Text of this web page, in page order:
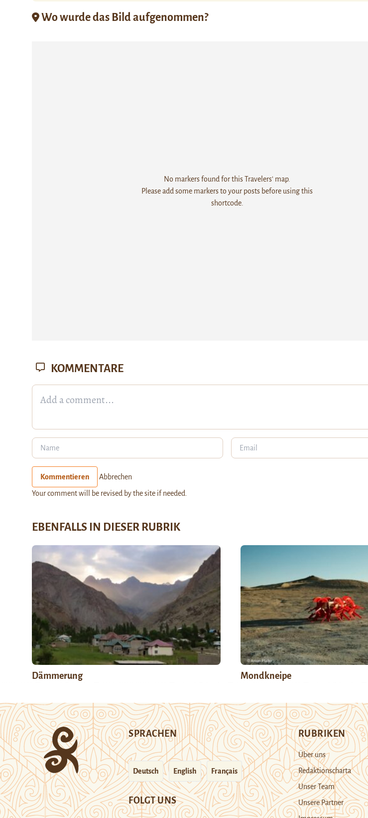
Wo wurde das Bild aufgenommen?
No markers found for this Travelers' map.
Please add some markers to your posts before using this
shortcode.
KOMMENTARE
Kommentieren Abbrechen
Your comment will be revised by the site if needed.
EBENFALLS IN DIESER RUBRIK
Dämmerung Mondkneipe
SPRACHEN
Deutsch English Français
FOLGT UNS
RUBRIKEN
Über uns
Redaktionscharta
Unser Team
Unsere Partner